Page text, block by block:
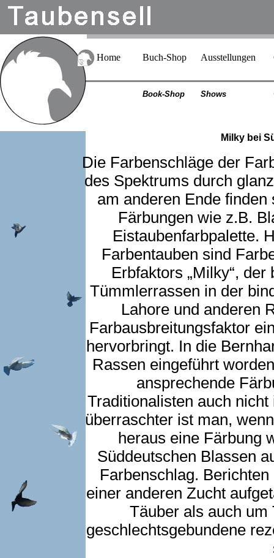
Home Buch-Shop Ausstellungen
Book-Shop Shows
Milky bei
Die Farbenschläge der
des Spektrums durch
am anderen Ende
Färbungen wie z.B.
Eistaubenfarbpalette.
Farbentauben sind
Erbfaktors „Milky“,
Tümmlerrassen in der
Lahore und anderen
Farbausbreitungsfaktor
hervorbringt. In die
Rassen eingeführt
ansprechende
Traditionalisten auch
überraschter ist man,
heraus eine Färbung
Süddeutschen Blassen
Farbenschlag.
einer anderen Zucht
Täuber als auch um
geschlechtsgebundene